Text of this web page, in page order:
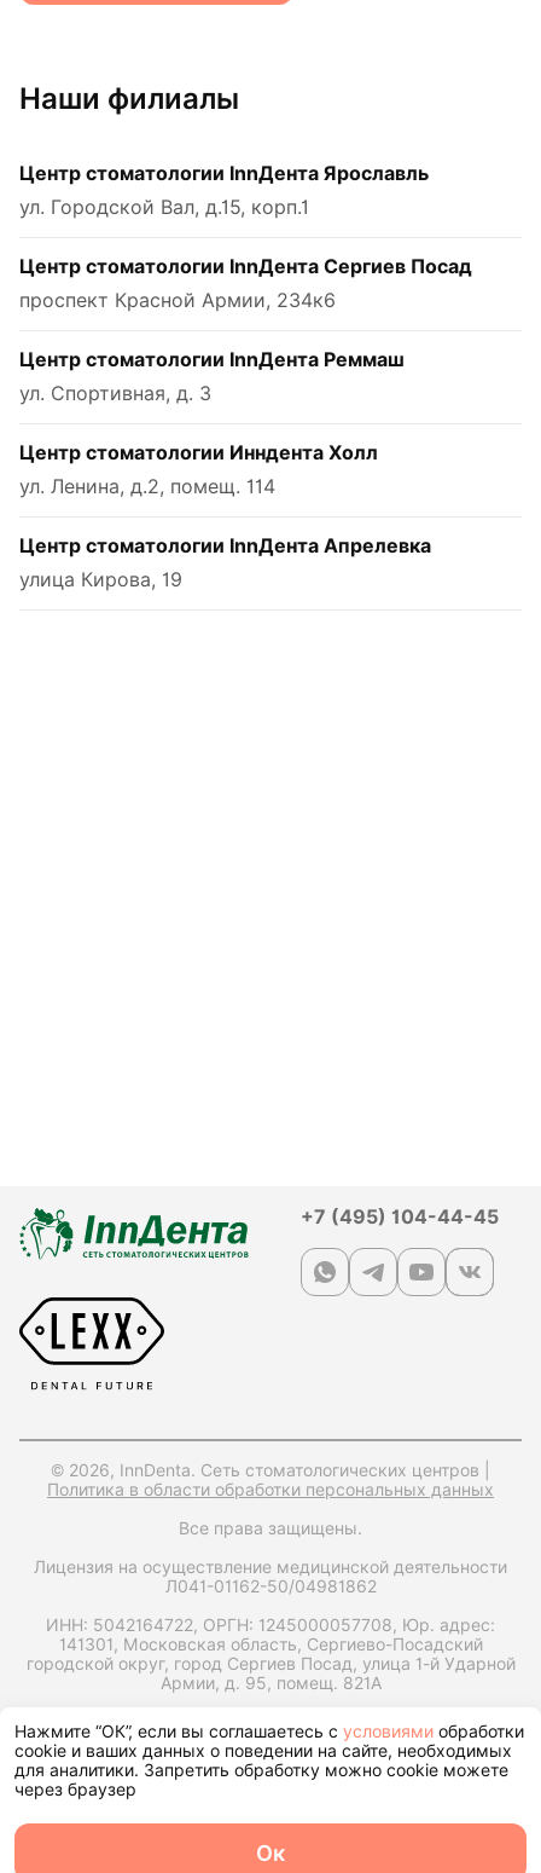
Наши филиалы
Центр стоматологии InnДента Ярославль
ул. Городской Вал, д.15, корп.1
Центр стоматологии InnДента Сергиев Посад
проспект Красной Армии, 234к6
Центр стоматологии InnДента Реммаш
ул. Спортивная, д. 3
Центр стоматологии Инндента Холл
ул. Ленина, д.2, помещ. 114
Центр стоматологии InnДента Апрелевка
улица Кирова, 19
+7 (495) 104-44-45
© 2026, InnDenta. Сеть стоматологических центров |
Политика в области обработки персональных данных
Все права защищены.
Лицензия на осуществление медицинской деятельности
Л041-01162-50/04981862
ИНН: 5042164722, ОРГН: 1245000057708, Юр. адрес:
141301, Московская область, Сергиево-Посадский
городской округ, город Сергиев Посад, улица 1-й Ударной
Армии, д. 95, помещ. 821А
Запрос справки на налоговый вычет
Нажмите “ОК”, если вы соглашаетесь с условиями обработки
cookie и ваших данных о поведении на сайте, необходимых
для аналитики. Запретить обработку можно cookie можете
через браузер
Ок